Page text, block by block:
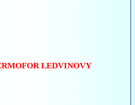
LEDVINOVY